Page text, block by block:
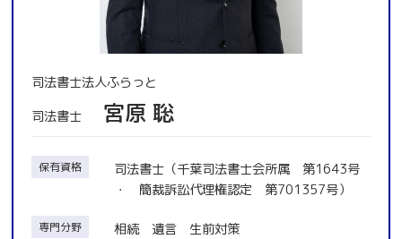
司法書士法人ふらっと
司法書士
宮原 聡
保有資格
司法書士（千葉司法書士会所属 第1643号
・ 簡裁訴訟代理権認定 第701357号）
専門分野 相続 遺言 生前対策